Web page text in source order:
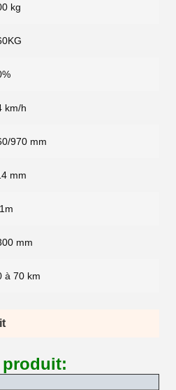
kg
km/h
970 mm
mm
mm
à 70 km